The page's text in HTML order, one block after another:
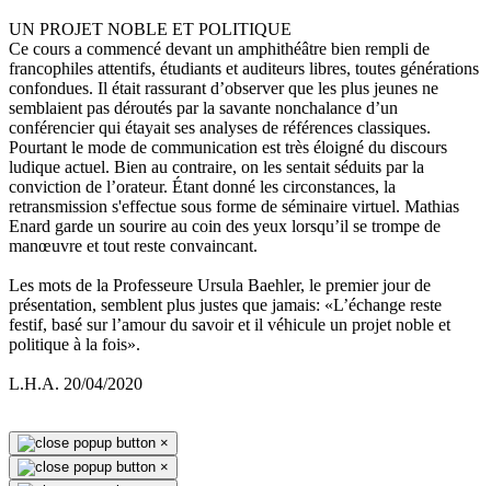
UN PROJET NOBLE ET POLITIQUE
Ce cours a commencé devant un amphithéâtre bien rempli de
francophiles attentifs, étudiants et auditeurs libres, toutes générations
confondues. Il était rassurant d’observer que les plus jeunes ne
semblaient pas déroutés par la savante nonchalance d’un
conférencier qui étayait ses analyses de références classiques.
Pourtant le mode de communication est très éloigné du discours
ludique actuel. Bien au contraire, on les sentait séduits par la
conviction de l’orateur. Étant donné les circonstances, la
retransmission s'effectue sous forme de séminaire virtuel. Mathias
Enard garde un sourire au coin des yeux lorsqu’il se trompe de
manœuvre et tout reste convaincant.
Les mots de la Professeure Ursula Baehler, le premier jour de
présentation, semblent plus justes que jamais: «L’échange reste
festif, basé sur l’amour du savoir et il véhicule un projet noble et
politique à la fois».
L.H.A. 20/04/2020
×
×